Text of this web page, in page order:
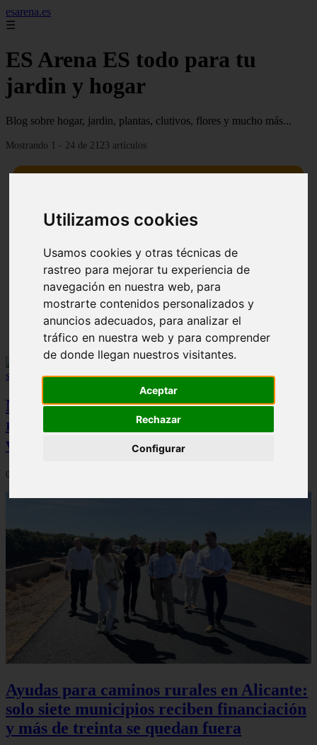
Utilizamos cookies
Usamos cookies y otras técnicas de
rastreo para mejorar tu experiencia de
navegación en nuestra web, para
mostrarte contenidos personalizados y
anuncios adecuados, para analizar el
tráfico en nuestra web y para comprender
de donde llegan nuestros visitantes.
Aceptar
Rechazar
Configurar
esarena.es
☰
ES Arena ES todo para tu
jardin y hogar
Blog sobre hogar, jardin, plantas, clutivos, flores y mucho más...
Mostrando 1 - 24 de 2123 artículos
13 mejores árboles resistentes al fuego para un paisaje
defendible
Mica Viciconte y Fabián Cubero
rediseñan su jardín: descanso, seguridad
y estilo en cada rincón
09/08/2026
Ayudas para caminos rurales en Alicante:
solo siete municipios reciben financiación
y más de treinta se quedan fuera